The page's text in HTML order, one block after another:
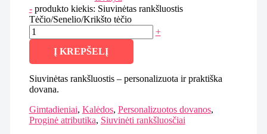
- produkto kiekis: Siuvinėtas rankšluostis
Tėčio/Senelio/Krikšto tėčio
+
Į KREPŠELĮ
Siuvinėtas rankšluostis – personalizuota ir praktiška
dovana.
Gimtadieniai, Kalėdos, Personalizuotos dovanos,
Proginė atributika, Siuvinėti rankšluosčiai